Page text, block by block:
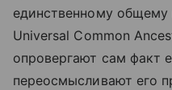
единственному
Universal Common
опровергают сам факт
переосмысливают его